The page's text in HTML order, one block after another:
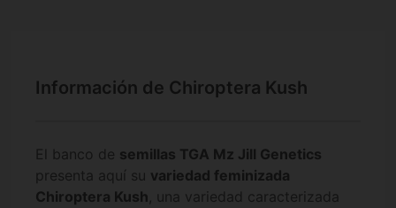
Información de Chiroptera Kush
El banco de semillas TGA Mz Jill Genetics
presenta aquí su variedad feminizada
Chiroptera Kush, una variedad caracterizada